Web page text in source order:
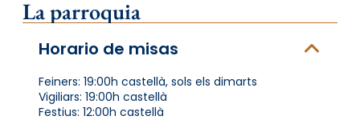
La parroquia
Horario de misas
Feiners: 19:00h castellà, sols els dimarts
Vigiliars: 19:00h castellà
Festius: 12:00h castellà